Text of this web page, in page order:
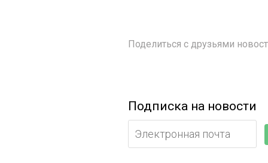
Поделиться с друзьями
Подписка на новости